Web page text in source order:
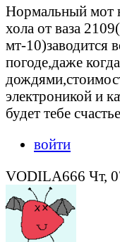
Нормальный мот
хола от ваза
мт-10)заводится
погоде,даже
электроникой и
будет тебе
войти
VODILA666 Чт,